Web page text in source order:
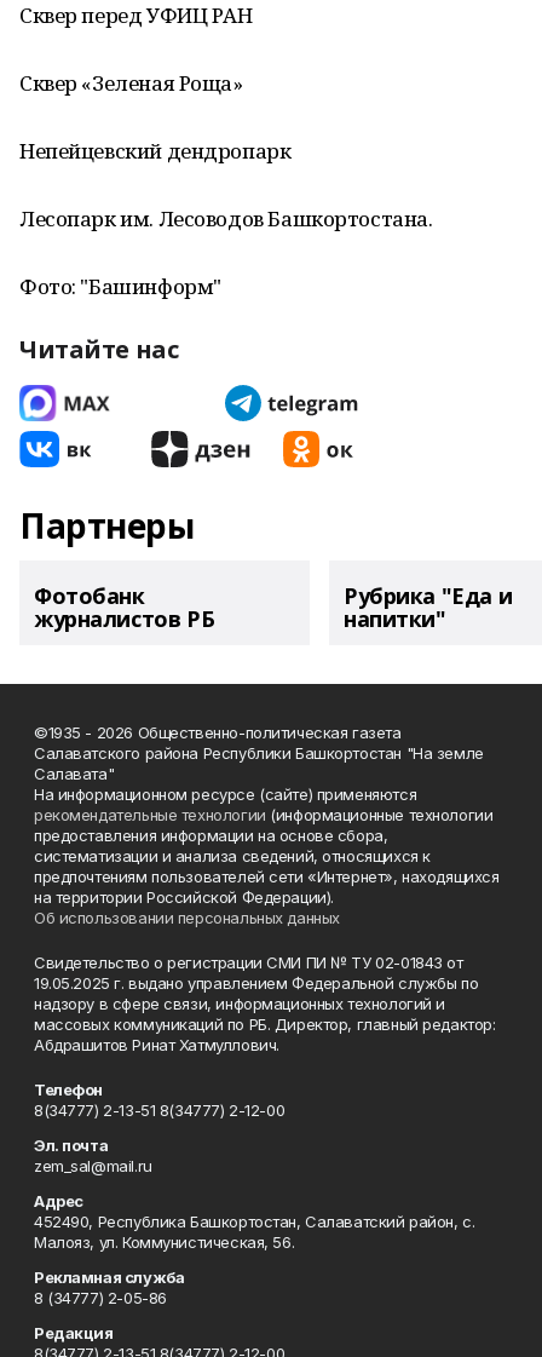
Сквер перед УФИЦ РАН
Сквер «Зеленая Роща»
Непейцевский дендропарк
Лесопарк им. Лесоводов Башкортостана.
Фото: "Башинформ"
Читайте нас
Партнеры
Фотобанк
журналистов РБ
Рубрика "Еда и
напитки"
©1935 - 2026 Общественно-политическая газета
Салаватского района Республики Башкортостан "На земле
Салавата"
На информационном ресурсе (сайте) применяются
рекомендательные технологии (информационные технологии
предоставления информации на основе сбора,
систематизации и анализа сведений, относящихся к
предпочтениям пользователей сети «Интернет», находящихся
на территории Российской Федерации).
Об использовании персональных данных
Свидетельство о регистрации СМИ ПИ № ТУ 02-01843 от
19.05.2025 г. выдано управлением Федеральной службы по
надзору в сфере связи, информационных технологий и
массовых коммуникаций по РБ. Директор, главный редактор:
Абдрашитов Ринат Хатмуллович.
Телефон
8(34777) 2-13-51 8(34777) 2-12-00
Эл. почта
zem_sal@mail.ru
Адрес
452490, Республика Башкортостан, Салаватский район, с.
Малояз, ул. Коммунистическая, 56.
Рекламная служба
8 (34777) 2-05-86
Редакция